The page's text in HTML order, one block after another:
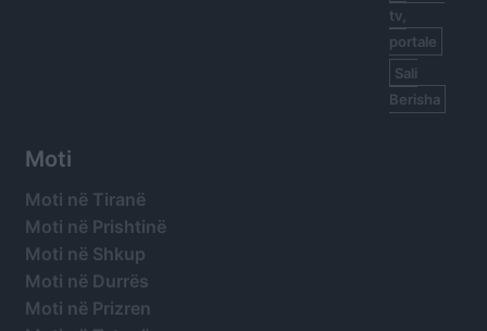
tv,
portale
Sali
Berisha
Moti
Moti në Tiranë
Moti në Prishtinë
Moti në Shkup
Moti në Durrës
Moti në Prizren